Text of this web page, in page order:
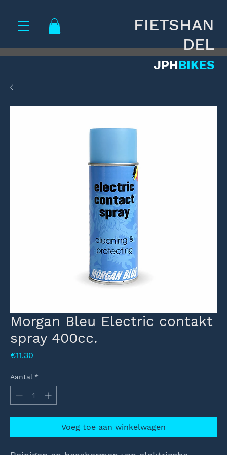
FIETSHAN
DEL
JPHBIKES
Morgan Bleu Electric contakt
spray 400cc.
€11.30
Aantal *
Voeg toe aan winkelwagen